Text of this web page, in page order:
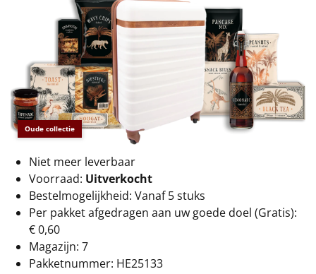
€45 tot €50
€50 tot €55
€55 tot €75
€75 tot €100
Alle kerstpakketten 2026
Thema
Origineel
Oude collectie
Niet meer leverbaar
Voorraad: Uitverkocht
Bestelmogelijkheid: Vanaf 5 stuks
Per pakket afgedragen aan uw goede doel (Gratis):
€ 0,60
Magazijn: 7
Pakketnummer: HE25133